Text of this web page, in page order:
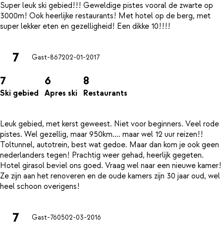
Super leuk ski gebied!!! Geweldige pistes vooral de zwarte op
3000m! Ook heerlijke restaurants! Met hotel op de berg, met
7 Gast-867202-01-2017
7
Ski gebied
6
Apres ski
8
Restaurants
Leuk gebied, met kerst geweest. Niet voor beginners. Veel rode
pistes. Wel gezellig, maar 950km.... maar wel 12 uur reizen!!
Toltunnel, autotrein, best wat gedoe. Maar dan kom je ook geen
nederlanders tegen! Prachtig weer gehad, heerlijk gegeten.
Hotel girasol beviel ons goed. Vraag wel naar een nieuwe kamer!
Ze zijn aan het renoveren en de oude kamers zijn 30 jaar oud, wel
7 Gast-760502-03-2016